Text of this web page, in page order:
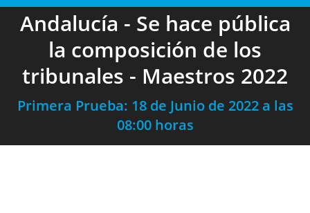
Andalucía - Se hace pública
la composición de los
tribunales - Maestros 2022
Primera Prueba: 18 de Junio de 2022 a las
08:00 horas